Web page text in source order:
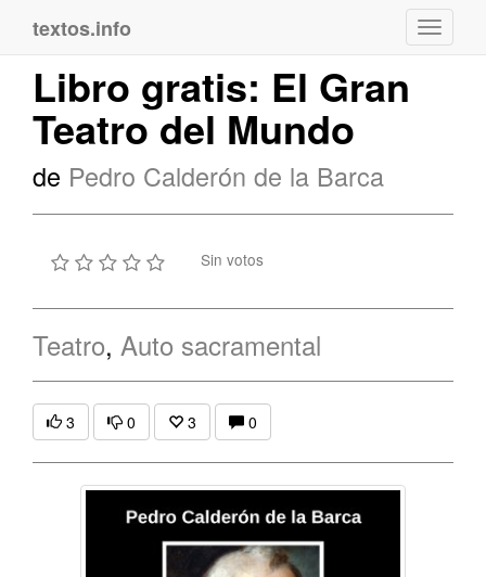
textos.info
Libro gratis: El Gran
Teatro del Mundo
de Pedro Calderón de la Barca
Sin votos
Teatro, Auto sacramental
3 0 3 0